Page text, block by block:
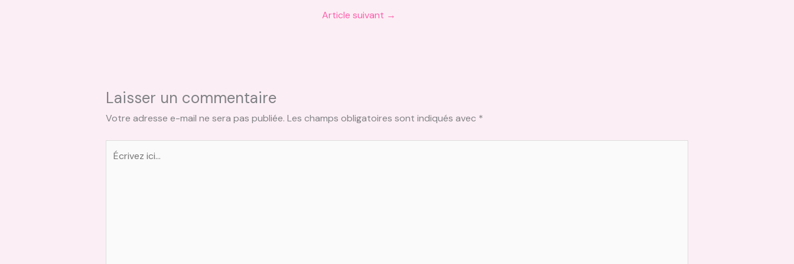
Article suivant →
Laisser un commentaire
Votre adresse e-mail ne sera pas publiée. Les champs obligatoires sont indiqués avec *
Écrivez
ici…